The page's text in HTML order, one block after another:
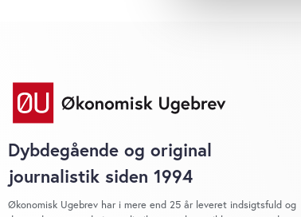
anvende vores
Dybdegående og original
journalistik siden 1994
Økonomisk Ugebrev har i mere end 25 år leveret indsigtsfuld og